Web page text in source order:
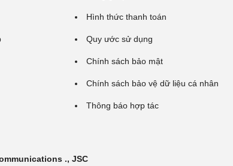
Hình thức thanh toán
Quy ước sử dụng
Chính sách bảo mật
Chính sách bảo vệ dữ liệu cá nhân
Thông báo hợp tác
., JSC